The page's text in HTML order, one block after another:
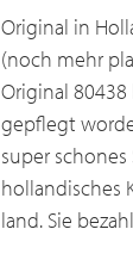
Original in
(noch mehr
Original
gepflegt
super
hollandisches
land. Sie